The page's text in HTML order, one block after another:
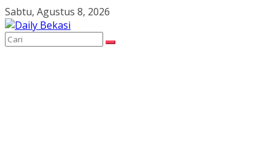
Skip
to
content
Sabtu, Agustus 8, 2026